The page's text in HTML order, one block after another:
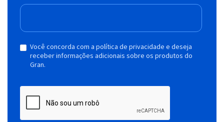
Você concorda com a política de privacidade e deseja
receber informações adicionais sobre os produtos do
Gran.